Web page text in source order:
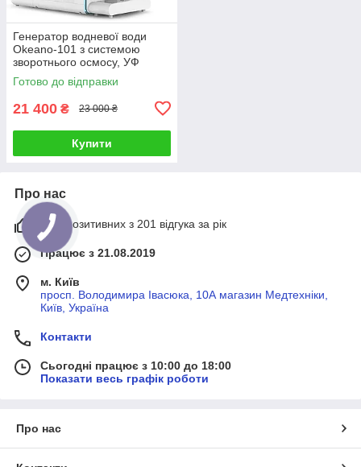
Генератор водневої води
Okeano-101 з системою
зворотнього осмосу, УФ
лампою, охолодженням та
підігрівом води
Готово до відправки
21 400 ₴ 23 000 ₴
Купити
Про нас
94% позитивних з 201 відгука за рік
Працює з 21.08.2019
м. Київ
просп. Володимира Івасюка, 10А магазин Медтехніки,
Київ, Україна
Контакти
Сьогодні працює з 10:00 до 18:00
Показати весь графік роботи
Про нас